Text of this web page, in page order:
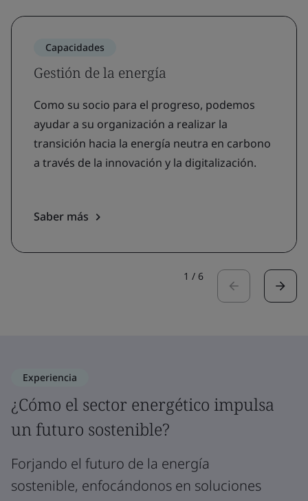
Capacidades
Gestión de la energía
Como su socio para el progreso, podemos
ayudar a su organización a realizar la
transición hacia la energía neutra en carbono
a través de la innovación y la digitalización.
Saber más
1 / 6
Experiencia
¿Cómo el sector energético impulsa
un futuro sostenible?
Forjando el futuro de la energía
sostenible, enfocándonos en soluciones